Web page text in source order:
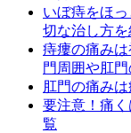
いぼ痔をほ
切な治し方を
痔瘻の痛み
門周囲や肛
肛門の痛み
要注意！痛
覧